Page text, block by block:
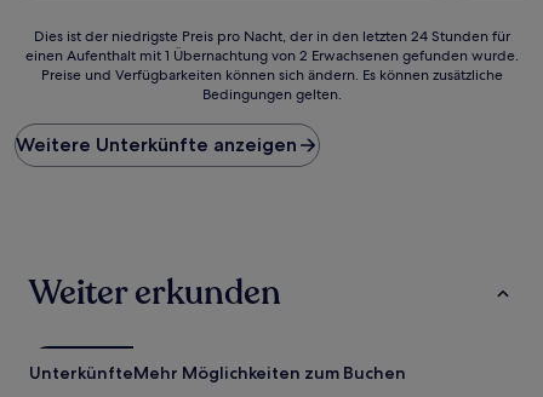
Bewertungen)
Dies
ist
Preis
pro
Nacht,
24 Stunden
für
mit
1 Übernachtung
Dies ist der niedrigste Preis pro Nacht, der in den letzten 24 Stunden für
einen Aufenthalt mit 1 Übernachtung von 2 Erwachsenen gefunden wurde.
Preise und Verfügbarkeiten können sich ändern. Es können zusätzliche
Bedingungen gelten.
Weitere Unterkünfte anzeigen
Weiter erkunden
UnterkünfteMehr Möglichkeiten zum Buchen